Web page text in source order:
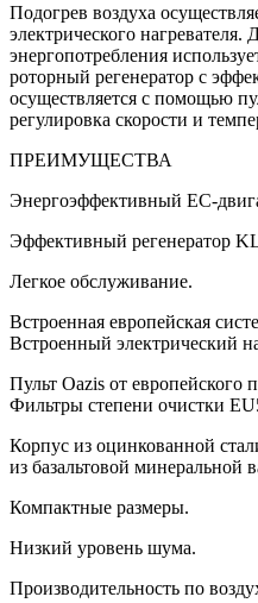
Подогрев воздуха
электрического
энергопотребления
роторный регенератор с
осуществляется с помощью
регулировка скорости и
ПРЕИМУЩЕСТВА
Энергоэффективный EC-
Эффективный регенератор
Легкое обслуживание.
Встроенная европейская
Встроенный электрический
Пульт Oazis от европейского
Фильтры степени очистки
Корпус из оцинкованной
из базальтовой минеральной
Компактные размеры.
Низкий уровень шума.
Производительность по